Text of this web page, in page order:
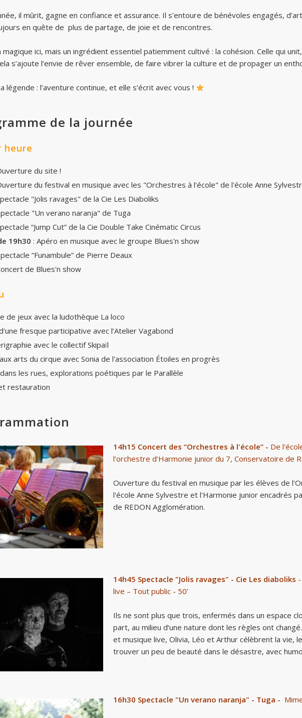
il mûrit, gagne en confiance et assurance. Il s’entoure de bénévoles engagés,
en quête de plus de partage, de joie et de rencontres.
ici, mais un ingrédient essentiel patiemment cultivé : la cohésion. Celle qui
s’ajoute l’envie de rêver ensemble, de faire vibrer la culture et de propager un
légende : l’aventure continue, et elle s’écrit avec vous !
de la journée
heure
du site !
du festival en musique avec les "Orchestres à l'école" de l'école Anne
"Jolis ravages" de la Cie Les Diaboliks
"Un verano naranja" de Tuga
“Jump Cut” de la Cie Double Take Cinématic Circus
19h30 : Apéro en musique avec le groupe Blues'n show
“Funambule” de Pierre Deaux
de Blues'n show
de jeux avec la ludothèque La loco
fresque participative avec l’Atelier Vagabond
avec le collectif Skipaïl
arts du cirque avec Sonia de l'association Étoiles en progrès
les rues, explorations poétiques par le Parallèle
restauration
14h15 Concert des “Orchestres à l'école” - De
l'orchestre d'Harmonie junior du 7, Conservatoire de
Ouverture du festival en musique par les élèves de
l'école Anne Sylvestre et l'Harmonie junior encadrés
de REDON Agglomération.
14h45 Spectacle "Jolis ravages" - Cie Les diaboliks
live – Tout public - 50’
Ils ne sont plus que trois, enfermés dans un espace
part, au milieu d’une nature dont les règles ont
et musique live, Olivia, Léo et Arthur célèbrent la vie,
trouver un peu de beauté dans le désastre, avec
16h30 Spectacle "Un verano naranja" - Tuga -